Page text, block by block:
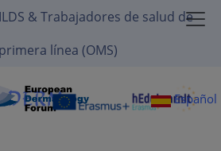
ILDS & Trabajadores de salud de
primera línea (OMS)
Español